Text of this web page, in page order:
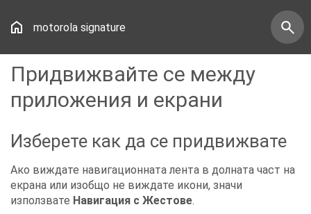
motorola signature
Придвижвайте се между
приложения и екрани
Изберете как да се придвижвате
Ако виждате навигационната лента в долната част на
екрана или изобщо не виждате икони, значи
използвате Навигация с Жестове.